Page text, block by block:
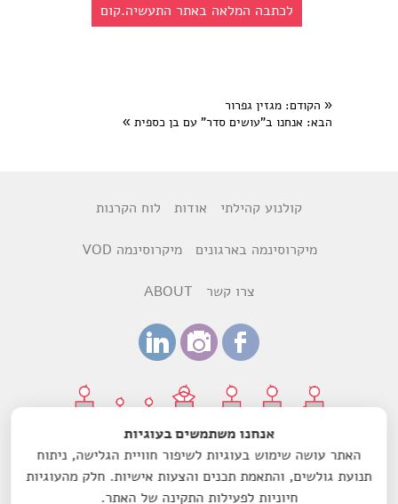
לכתבה המלאה באתר התעשיה.קום
« הקודם: מגזין גפרור
הבא: אנחנו ב"עושים סדר" עם בן כספית »
קולנוע קהילתי אודות לוח הקרנות
מיקרוסינמה בארגונים מיקרוסינמה VOD
צרו קשר ABOUT
עיצוב: רותם ביקסנשפנר ודנה הדר
עמותת מיקרוסינמה-סרט לשם שינוי הנה עמותה רשומה מס'
אנחנו משתמשים בעוגיות
האתר עושה שימוש בעוגיות לשיפור חוויית הגלישה, ניתוח
תנועת גולשים, והתאמת תכנים והצעות אישיות. חלק מהעוגיות
חיוניות לפעילות התקינה של האתר.